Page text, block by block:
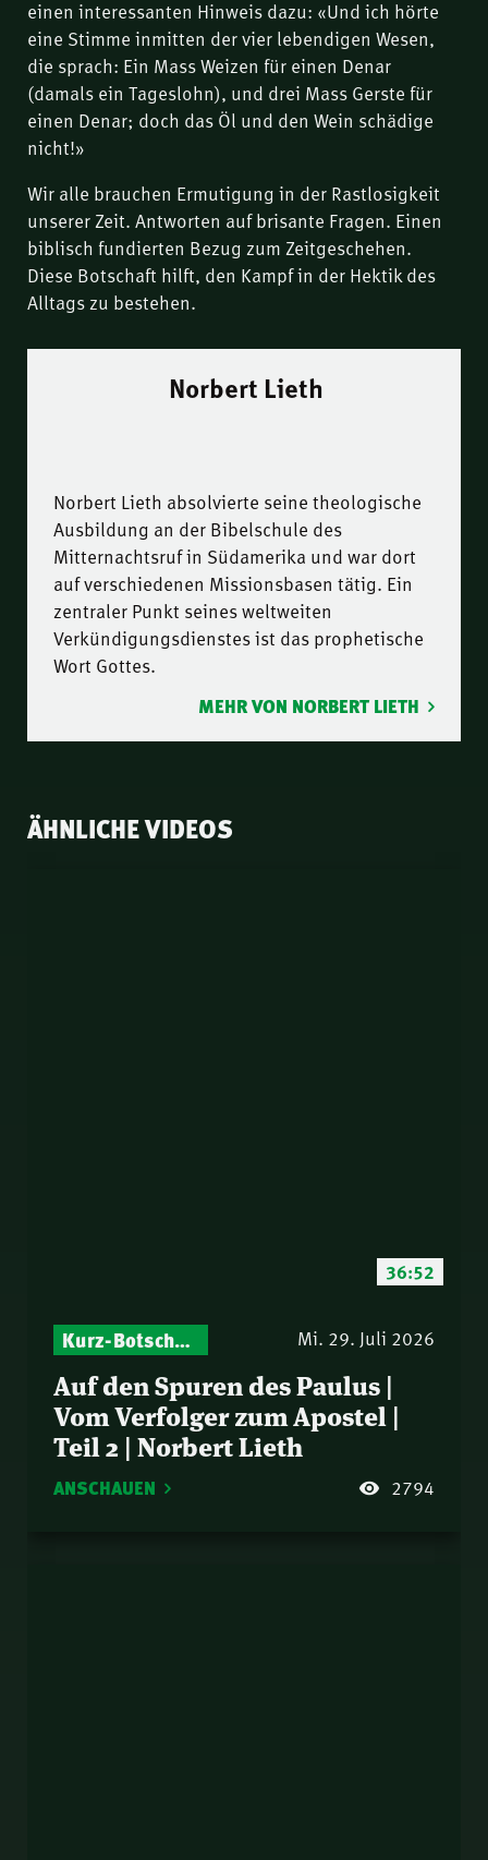
einen interessanten Hinweis dazu: «Und ich hörte
eine Stimme inmitten der vier lebendigen Wesen,
die sprach: Ein Mass Weizen für einen Denar
(damals ein Tageslohn), und drei Mass Gerste für
einen Denar; doch das Öl und den Wein schädige
nicht!»
Wir alle brauchen Ermutigung in der Rastlosigkeit
unserer Zeit. Antworten auf brisante Fragen. Einen
biblisch fundierten Bezug zum Zeitgeschehen.
Diese Botschaft hilft, den Kampf in der Hektik des
Alltags zu bestehen.
Norbert Lieth
Norbert Lieth absolvierte seine theologische
Ausbildung an der Bibelschule des
Mitternachtsruf in Südamerika und war dort
auf verschiedenen Missionsbasen tätig. Ein
zentraler Punkt seines weltweiten
Verkündigungsdienstes ist das prophetische
Wort Gottes.
MEHR VON NORBERT LIETH
ÄHNLICHE VIDEOS
36:52
Kurz-Botschaften – Biblische Impulse mit Zukunft im Blick Mi. 29. Juli 2026
Auf den Spuren des Paulus |
Vom Verfolger zum Apostel |
Teil 2 | Norbert Lieth
ANSCHAUEN 2794